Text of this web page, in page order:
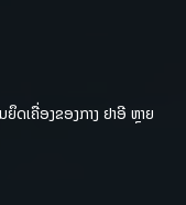
ດເຄື່ອງຂອງກາງ ຢາອີ ຫຼາຍ